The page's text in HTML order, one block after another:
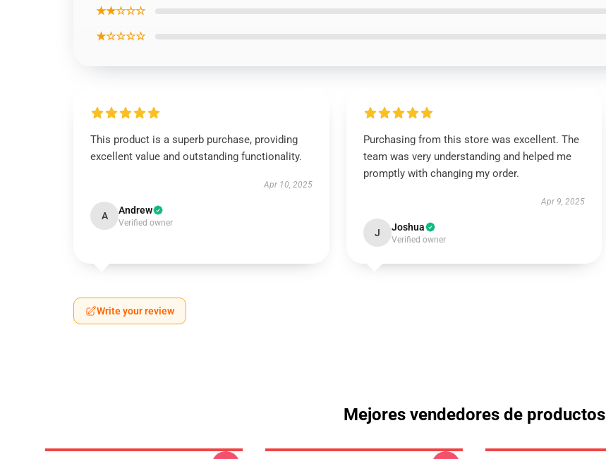
★★☆☆☆
★☆☆☆☆
This product is a superb purchase, providing
excellent value and outstanding functionality.
Apr 10, 2025
A Andrew
Verified owner
Purchasing from this store was excellent. The
team was very understanding and helped me
promptly with changing my order.
Apr 9, 2025
J Joshua
Verified owner
Write your review
Mejores vendedores de productos